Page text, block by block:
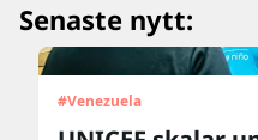
Senaste nytt:
#Venezuela